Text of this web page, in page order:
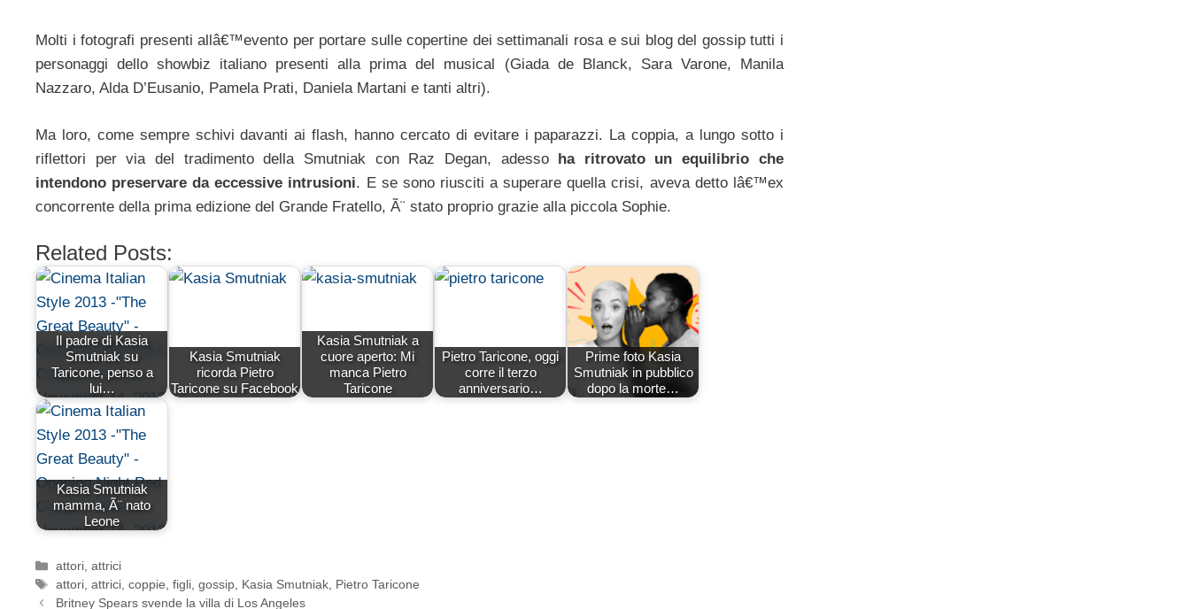
Molti i fotografi presenti allâ€™evento per portare sulle copertine dei settimanali rosa e sui blog del gossip tutti i
personaggi dello showbiz italiano presenti alla prima del musical (Giada de Blanck, Sara Varone, Manila
Nazzaro, Alda D’Eusanio, Pamela Prati, Daniela Martani e tanti altri).
Ma loro, come sempre schivi davanti ai flash, hanno cercato di evitare i paparazzi. La coppia, a lungo sotto i
riflettori per via del tradimento della Smutniak con Raz Degan, adessoha ritrovato un equilibrio che
intendono preservare da eccessive intrusioni. E se sono riusciti a superare quella crisi, aveva detto lâ€™ex
concorrente della prima edizione del Grande Fratello, Ã¨ stato proprio grazie alla piccola Sophie.
Related Posts:
Il padre di Kasia
Smutniak su
Taricone, penso a
lui…
Kasia Smutniak
ricorda Pietro
Taricone su Facebook
Kasia Smutniak a
cuore aperto: Mi
manca Pietro
Taricone
Pietro Taricone, oggi
corre il terzo
anniversario…
Prime foto Kasia
Smutniak in pubblico
dopo la morte…
Kasia Smutniak
mamma, Ã¨ nato
Leone
Categorie
attori,attrici
Tag
attori,attrici,coppie,figli,gossip, Kasia Smutniak, Pietro Taricone
Britney Spears svende la villa di Los Angeles